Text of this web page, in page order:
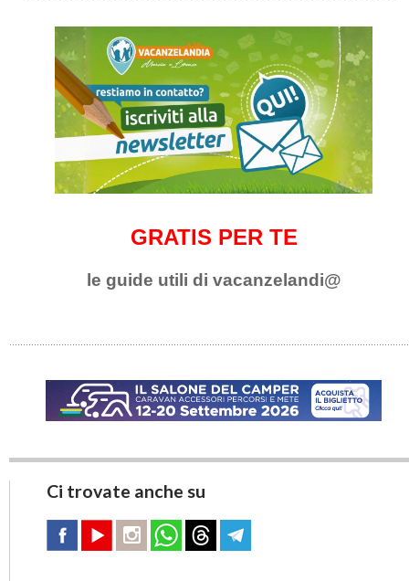
GRATIS PER TE
le guide utili di vacanzelandi@
Ci trovate anche su